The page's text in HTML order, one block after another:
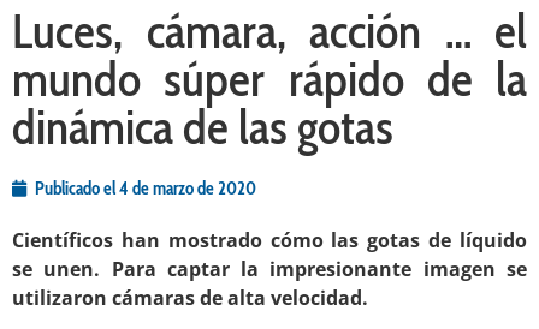
Luces, cámara, acción … el
mundo súper rápido de la
dinámica de las gotas
Publicado el4 de marzo de 2020
Científicos han mostrado cómo las gotas de líquido
se unen. Para captar la impresionante imagen se
utilizaron cámaras de alta velocidad.